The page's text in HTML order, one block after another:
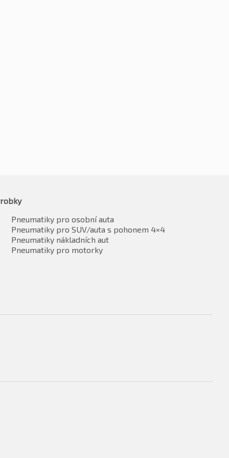
101Y
Pneumatiky pro osobní auta
Pneumatiky pro SUV/auta s pohonem 4×4
Pneumatiky nákladních aut
Pneumatiky pro motorky